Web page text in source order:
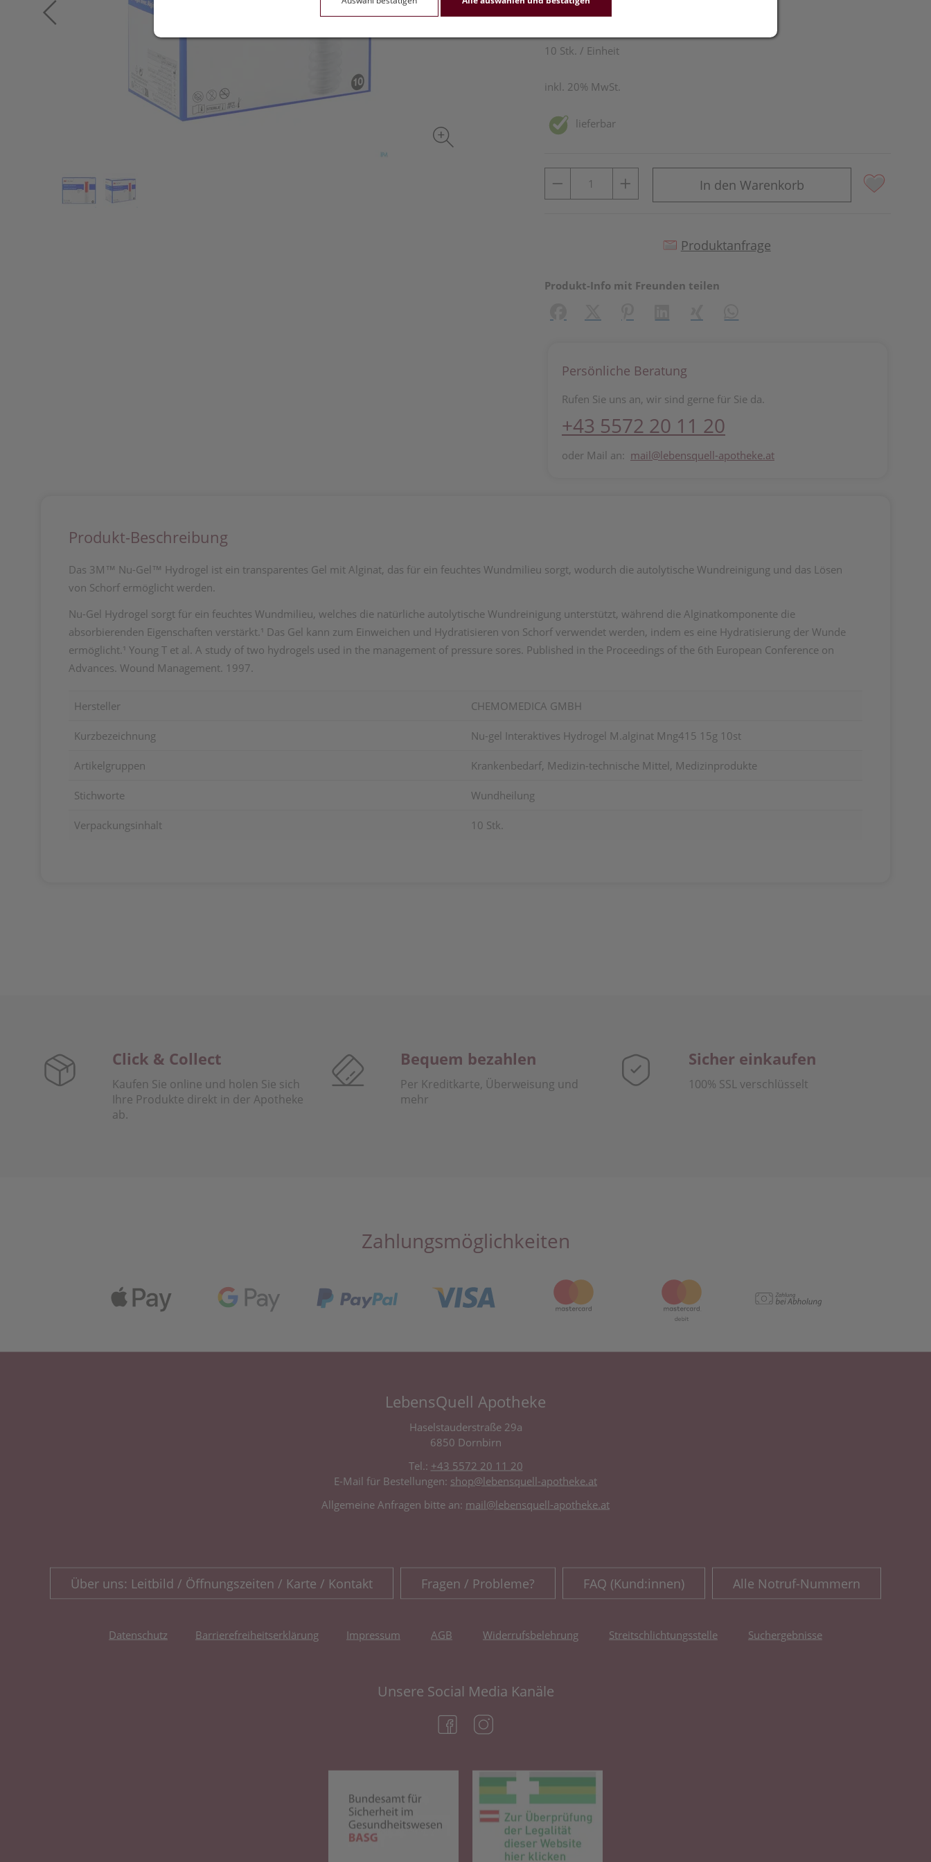
55,05 EUR
10 Stk. / Einheit
inkl. 20% MwSt.
lieferbar
In den Warenkorb
Produktanfrage
Produkt-Info mit Freunden teilen
Persönliche Beratung
Rufen Sie uns an, wir sind gerne für Sie da.
+43 5572 20 11 20
oder Mail an: mail@lebensquell-apotheke.at
Produkt-Beschreibung
Das 3M™ Nu-Gel™ Hydrogel ist ein transparentes Gel mit Alginat, das für ein feuchtes Wundmilieu sorgt, wodurch die autolytische Wundreinigung und das Lösen
von Schorf ermöglicht werden.
Nu-Gel Hydrogel sorgt für ein feuchtes Wundmilieu, welches die natürliche autolytische Wundreinigung unterstützt, während die Alginatkomponente die
absorbierenden Eigenschaften verstärkt.¹ Das Gel kann zum Einweichen und Hydratisieren von Schorf verwendet werden, indem es eine Hydratisierung der Wunde
ermöglicht.¹ Young T et al. A study of two hydrogels used in the management of pressure sores. Published in the Proceedings of the 6th European Conference on
Advances. Wound Management. 1997.
Hersteller CHEMOMEDICA GMBH
Kurzbezeichnung Nu-gel Interaktives Hydrogel M.alginat Mng415 15g 10st
Artikelgruppen Krankenbedarf, Medizin-technische Mittel, Medizinprodukte
Stichworte Wundheilung
Verpackungsinhalt 10 Stk.
Click & Collect
Kaufen Sie online und holen Sie sich
Ihre Produkte direkt in der Apotheke
ab.
Bequem bezahlen
Per Kreditkarte, Überweisung und
mehr
Sicher einkaufen
100% SSL verschlüsselt
Zahlungsmöglichkeiten
LebensQuell Apotheke
Haselstauderstraße 29a
6850 Dornbirn
Tel.: +43 5572 20 11 20
E-Mail für Bestellungen: shop@lebensquell-apotheke.at
Allgemeine Anfragen bitte an: mail@lebensquell-apotheke.at
Über uns: Leitbild / Öffnungszeiten / Karte / Kontakt Fragen / Probleme? FAQ (Kund:innen) Alle Notruf-Nummern
Datenschutz Barrierefreiheitserklärung Impressum AGB Widerrufsbelehrung Streitschlichtungsstelle Suchergebnisse
Unsere Social Media Kanäle
(öffnet in neuem Tab)
(öffnet in neuem Tab)